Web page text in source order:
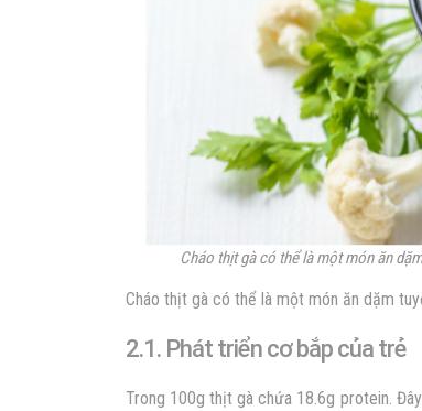
Cháo thịt gà có thể là một món ăn
Cháo thịt gà có thể là một món ăn dặm
2.1. Phát triển cơ bắp của trẻ
Trong 100g thịt gà chứa 18.6g protein.